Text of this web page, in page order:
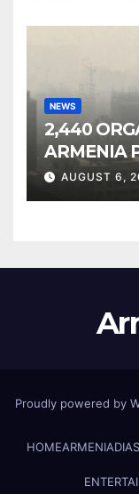
NEWS
2,440
ARMENIA
AUGUST 6,
Proudly powered by
HOMEARMENIA